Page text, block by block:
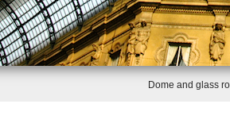
Dome and glass